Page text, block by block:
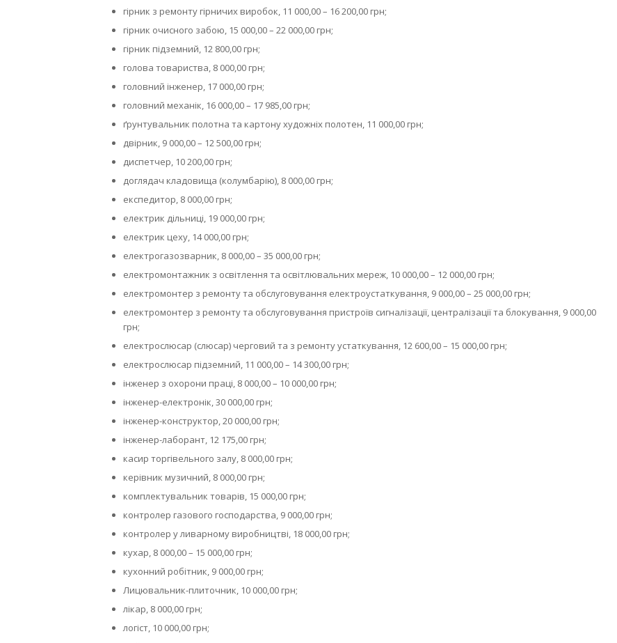
гірник з ремонту гірничих виробок, 11 000,00 – 16 200,00 грн;
гірник очисного забою, 15 000,00 – 22 000,00 грн;
гірник підземний, 12 800,00 грн;
голова товариства, 8 000,00 грн;
головний інженер, 17 000,00 грн;
головний механік, 16 000,00 – 17 985,00 грн;
ґрунтувальник полотна та картону художніх полотен, 11 000,00 грн;
двірник, 9 000,00 – 12 500,00 грн;
диспетчер, 10 200,00 грн;
доглядач кладовища (колумбарію), 8 000,00 грн;
експедитор, 8 000,00 грн;
електрик дільниці, 19 000,00 грн;
електрик цеху, 14 000,00 грн;
електрогазозварник, 8 000,00 – 35 000,00 грн;
електромонтажник з освітлення та освітлювальних мереж, 10 000,00 – 12 000,00 грн;
електромонтер з ремонту та обслуговування електроустаткування, 9 000,00 – 25 000,00 грн;
електромонтер з ремонту та обслуговування пристроїв сигналізації, централізації та блокування, 9 000,00
грн;
електрослюсар (слюсар) черговий та з ремонту устаткування, 12 600,00 – 15 000,00 грн;
електрослюсар підземний, 11 000,00 – 14 300,00 грн;
інженер з охорони праці, 8 000,00 – 10 000,00 грн;
інженер-електронік, 30 000,00 грн;
інженер-конструктор, 20 000,00 грн;
інженер-лаборант, 12 175,00 грн;
касир торгівельного залу, 8 000,00 грн;
керівник музичний, 8 000,00 грн;
комплектувальник товарів, 15 000,00 грн;
контролер газового господарства, 9 000,00 грн;
контролер у ливарному виробництві, 18 000,00 грн;
кухар, 8 000,00 – 15 000,00 грн;
кухонний робітник, 9 000,00 грн;
Лицювальник-плиточник, 10 000,00 грн;
лікар, 8 000,00 грн;
логіст, 10 000,00 грн;